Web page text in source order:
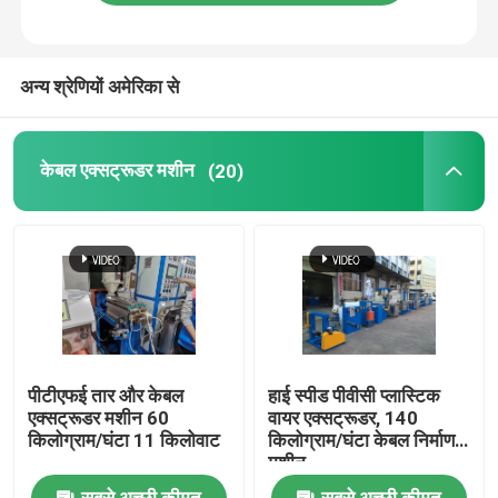
कारखाने का दौरा
हमसे संपर्क करें
एक उद्धरण का अनुरोध करें
केबल एक्सट्रूडर मशीन
वायर एक्सट्रूडर मशीन
अन्य श्रेणियों अमेरिका से
केबल एक्सट्रूडर मशीन (20)
पीटीएफई तार और केबल
एक्सट्रूडर मशीन 60
किलोग्राम/घंटा 11 किलोवाट
हाई स्पीड पीवीसी प्लास्टिक
वायर एक्सट्रूडर, 140
किलोग्राम/घंटा केबल निर्माण
मशीन